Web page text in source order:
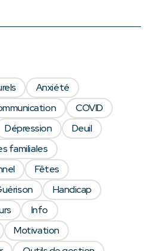
Anxiété
COVID
Dépression
Deuil
familiales
Fêtes
Handicap
Info
Motivation